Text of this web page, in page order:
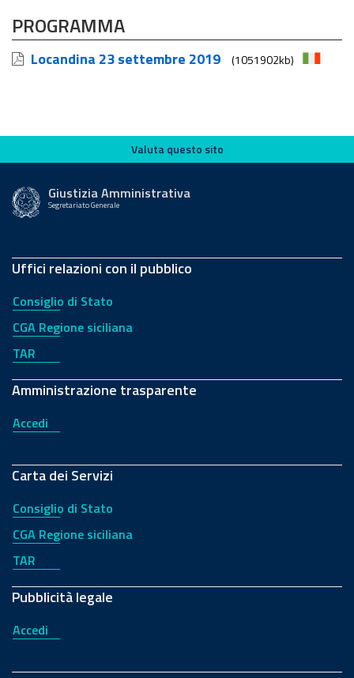
PROGRAMMA
Locandina 23 settembre 2019 (1051902kb)
Valuta questo sito
Valuta questo sito
Giustizia Amministrativa
Segretariato Generale
Uffici relazioni con il pubblico
Consiglio di Stato
CGA Regione siciliana
TAR
Amministrazione trasparente
Accedi
Carta dei Servizi
Consiglio di Stato
CGA Regione siciliana
TAR
Pubblicità legale
Accedi